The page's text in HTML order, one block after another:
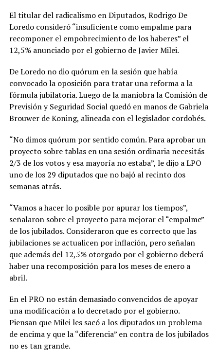
El titular del radicalismo en Diputados, Rodrigo De
Loredo consideró “insuficiente como empalme para
recomponer el empobrecimiento de los haberes” el
12,5% anunciado por el gobierno de Javier Milei.
De Loredo no dio quórum en la sesión que había
convocado la oposición para tratar una reforma a la
fórmula jubilatoria. Luego de la maniobra la Comisión de
Previsión y Seguridad Social quedó en manos de Gabriela
Brouwer de Koning, alineada con el legislador cordobés.
“No dimos quórum por sentido común. Para aprobar un
proyecto sobre tablas en una sesión ordinaria necesitás
2/3 de los votos y esa mayoría no estaba”, le dijo a LPO
uno de los 29 diputados que no bajó al recinto dos
semanas atrás.
“Vamos a hacer lo posible por apurar los tiempos”,
señalaron sobre el proyecto para mejorar el “empalme”
de los jubilados. Consideraron que es correcto que las
jubilaciones se actualicen por inflación, pero señalan
que además del 12,5% otorgado por el gobierno deberá
haber una recomposición para los meses de enero a
abril.
En el PRO no están demasiado convencidos de apoyar
una modificación a lo decretado por el gobierno.
Piensan que Milei les sacó a los diputados un problema
de encima y que la “diferencia” en contra de los jubilados
no es tan grande.